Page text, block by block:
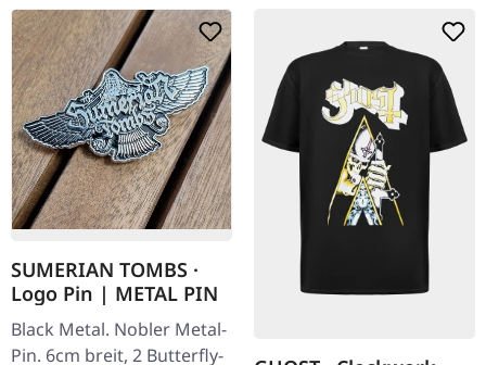
SUMERIAN TOMBS ·
Logo Pin | METAL PIN
Black Metal. Nobler Metal-
Pin. 6cm breit, 2 Butterfly-